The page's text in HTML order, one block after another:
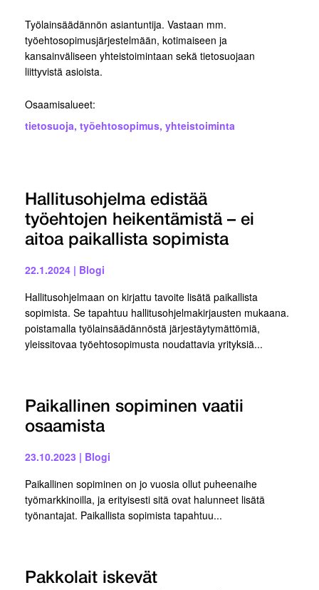
Työlainsäädännön asiantuntija. Vastaan mm.
työehtosopimusjärjestelmään, kotimaiseen ja
kansainväliseen yhteistoimintaan sekä tietosuojaan
liittyvistä asioista.
Osaamisalueet:
tietosuoja, työehtosopimus, yhteistoiminta
Hallitusohjelma edistää
työehtojen heikentämistä – ei
aitoa paikallista sopimista
22.1.2024 | Blogi
Hallitusohjelmaan on kirjattu tavoite lisätä paikallista
sopimista. Se tapahtuu hallitusohjelmakirjausten mukaana.
poistamalla työlainsäädännöstä järjestäytymättömiä,
yleissitovaa työehtosopimusta noudattavia yrityksiä...
Paikallinen sopiminen vaatii
osaamista
23.10.2023 | Blogi
Paikallinen sopiminen on jo vuosia ollut puheenaihe
työmarkkinoilla, ja erityisesti sitä ovat halunneet lisätä
työnantajat. Paikallista sopimista tapahtuu...
Pakkolait iskevät